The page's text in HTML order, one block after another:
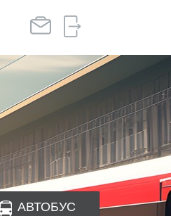
АВТОБУС